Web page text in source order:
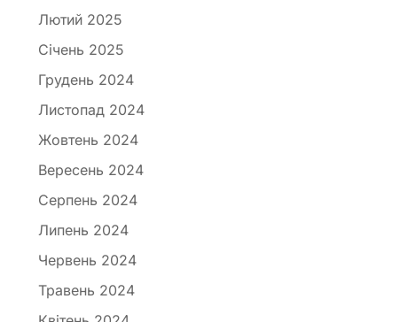
Лютий 2025
Січень 2025
Грудень 2024
Листопад 2024
Жовтень 2024
Вересень 2024
Серпень 2024
Липень 2024
Червень 2024
Травень 2024